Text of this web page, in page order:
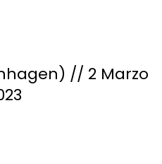
// 2 Marzo